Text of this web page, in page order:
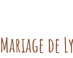
Mariage de